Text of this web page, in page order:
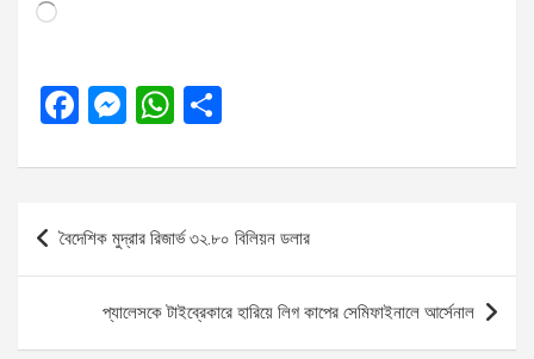
Loading…
F
ce
b
o
M
se
g
er
W
at
s
A
p
p
ar
e
Post
navigation
বৈদেশিক মুদ্রার রিজার্ভ ৩২.৮০ বিলিয়ন ডলার
প্যালেসকে টাইব্রেকারে হারিয়ে লিগ কাপের সেমিফাইনালে আর্সেনাল